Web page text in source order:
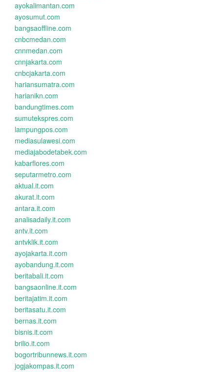
ayokalimantan.com
ayosumut.com
bangsaoffline.com
cnbcmedan.com
cnnmedan.com
cnnjakarta.com
cnbcjakarta.com
hariansumatra.com
harianikn.com
bandungtimes.com
sumutekspres.com
lampungpos.com
mediasulawesi.com
mediajabodetabek.com
kabarflores.com
seputarmetro.com
aktual.it.com
akurat.it.com
antara.it.com
analisadaily.it.com
antv.it.com
antvklik.it.com
ayojakarta.it.com
ayobandung.it.com
beritabali.it.com
bangsaonline.it.com
beritajatim.it.com
beritasatu.it.com
bernas.it.com
bisnis.it.com
brilio.it.com
bogortribunnews.it.com
jogjakompas.it.com